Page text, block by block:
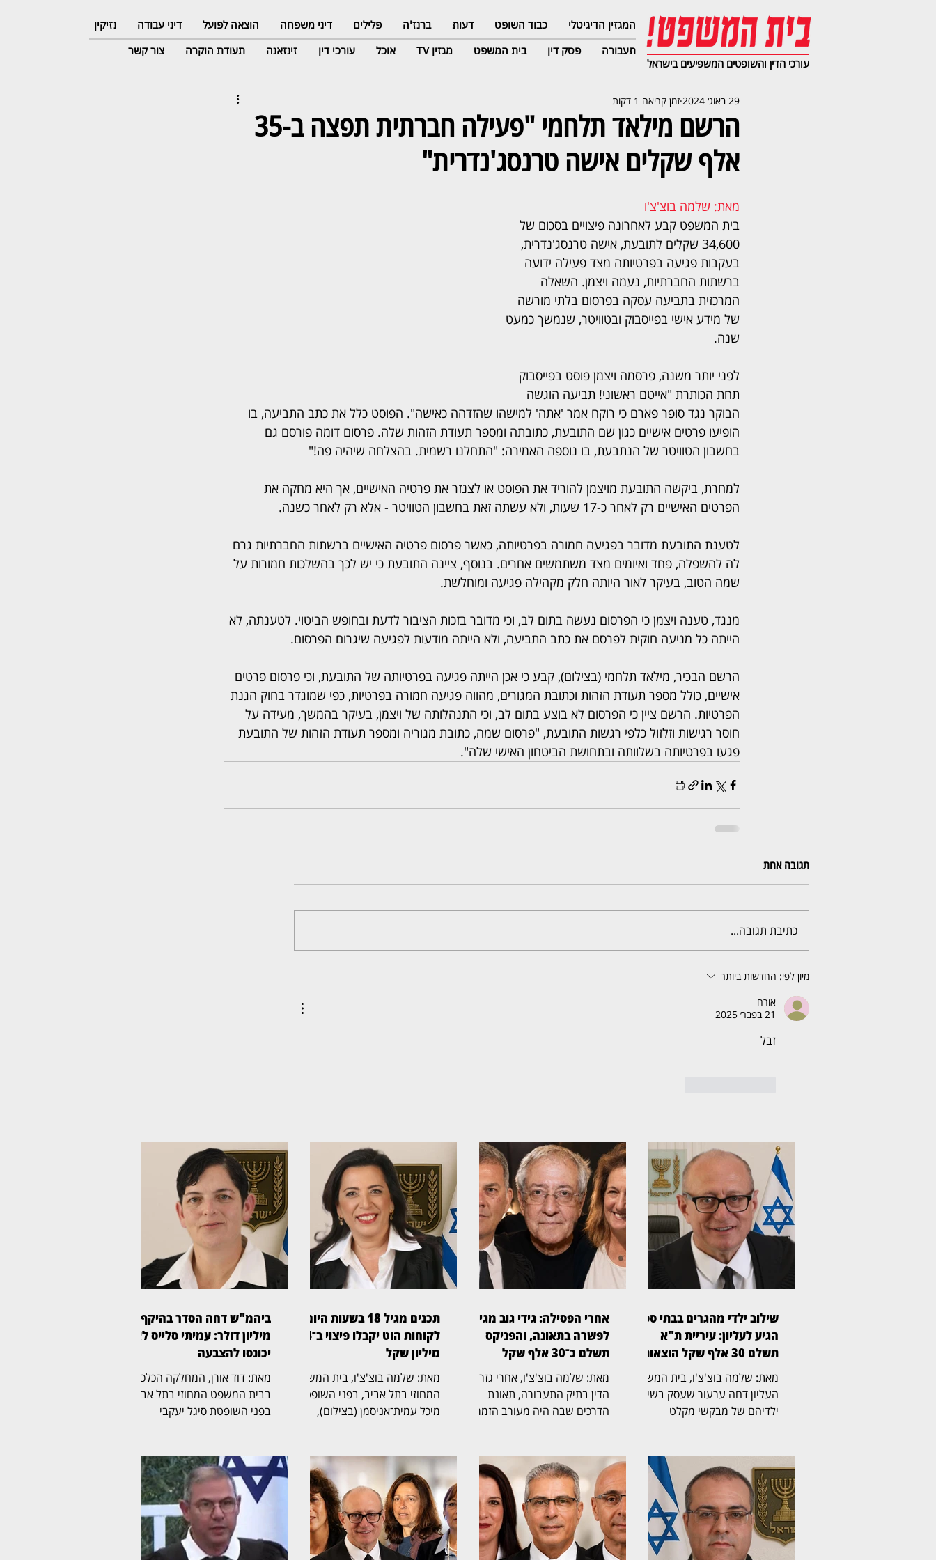
המגזין הדיגיטלי כבוד השופט דעות ברנז'ה פלילים דיני משפחה הוצאה לפועל דיני עבודה
נזיקין
תעבורה
פסק דין בית המשפט מגזין TV אוכל עורכי דין זינזאנה תעודת הוקרה צור קשר
עורכי הדין והשופטים המשפיעים בישראל
הרשם מילאד תלחמי "פעילה חברתית תפצה ב-35
אלף שקלים אישה טרנסג'נדרית"
29 באוג׳ 2024 זמן קריאה 1 דקות
מאת: שלמה בוצ'צ'ו
בית המשפט קבע לאחרונה פיצויים בסכום של
34,600 שקלים לתובעת, אישה טרנסג'נדרית,
בעקבות פגיעה בפרטיותה מצד פעילה ידועה
ברשתות החברתיות, נעמה ויצמן. השאלה
המרכזית בתביעה עסקה בפרסום בלתי מורשה
של מידע אישי בפייסבוק ובטוויטר, שנמשך כמעט
שנה.
לפני יותר משנה, פרסמה ויצמן פוסט בפייסבוק
תחת הכותרת "אייטם ראשוני! תביעה הוגשה
הבוקר נגד סופר פארם כי רוקח אמר 'אתה' למישהו שהזדהה כאישה". הפוסט כלל את כתב התביעה, בו
הופיעו פרטים אישיים כגון שם התובעת, כתובתה ומספר תעודת הזהות שלה. פרסום דומה פורסם גם
בחשבון הטוויטר של הנתבעת, בו נוספה האמירה: "התחלנו רשמית. בהצלחה שיהיה פה!"
למחרת, ביקשה התובעת מויצמן להוריד את הפוסט או לצנזר את פרטיה האישיים, אך היא מחקה את
הפרטים האישיים רק לאחר כ-17 שעות, ולא עשתה זאת בחשבון הטוויטר - אלא רק לאחר כשנה.
לטענת התובעת מדובר בפגיעה חמורה בפרטיותה, כאשר פרסום פרטיה האישיים ברשתות החברתיות גרם
לה להשפלה, פחד ואיומים מצד משתמשים אחרים. בנוסף, ציינה התובעת כי יש לכך בהשלכות חמורות על
שמה הטוב, בעיקר לאור היותה חלק מקהילה פגיעה ומוחלשת.
מנגד, טענה ויצמן כי הפרסום נעשה בתום לב, וכי מדובר בזכות הציבור לדעת ובחופש הביטוי. לטענתה, לא
הייתה כל מניעה חוקית לפרסם את כתב התביעה, ולא הייתה מודעות לפגיעה שיגרום הפרסום.
הרשם הבכיר, מילאד תלחמי (בצילום), קבע כי אכן הייתה פגיעה בפרטיותה של התובעת, וכי פרסום פרטים
אישיים, כולל מספר תעודת הזהות וכתובת המגורים, מהווה פגיעה חמורה בפרטיות, כפי שמוגדר בחוק הגנת
הפרטיות. הרשם ציין כי הפרסום לא בוצע בתום לב, וכי התנהלותה של ויצמן, בעיקר בהמשך, מעידה על
חוסר רגישות וזלזול כלפי רגשות התובעת, "פרסום שמה, כתובת מגוריה ומספר תעודת הזהות של התובעת
פגעו בפרטיותה בשלוותה ובתחושת הביטחון האישי שלה".
תגובה אחת
כתיבת תגובה...
מיון לפי: החדשות ביותר
אורח
21 בפבר׳ 2025
זבל
שילוב ילדי מהגרים בבתי ספר
הגיע לעליון: עיריית ת"א
תשלם 30 אלף שקל הוצאות
מאת: שלמה בוצ'צ'ו, בית המשפט
העליון דחה ערעור שעסק בשילוב
ילדיהם של מבקשי מקלט
קבע, במערכת החינוך היסודית
בתל אביב. את פסק הדין כתב
השופט אלכס שטיין (בצילום),
ואליו הצטרפו הנשיא יצחק עמית
והשופטת גילה כנפי־שטייניץ.
ההרכב קבע כי בנסיבות שנוצרו
אחרי הפסילה: גידי גוב מגיע
לפשרה בתאונה, והפניקס
תשלם כ־30 אלף שקל
מאת: שלמה בוצ'צ'ו, אחרי גזר
הדין בתיק התעבורה, תאונת
הדרכים שבה היה מעורב הזמר
לתביעות קטנות בתל אביב, בפני
הרשם הבכיר מיכאל שמפל
(בצילום), נתן תוקף של פסק דין
להסדר פשרה, שלפיו חברת
הביטוח הפניקס תשלם את מלוא
סכום התביעה, ולא סכום מופחת,
תכנים מגיל 18 בשעות היום:
לקוחות הוט יקבלו פיצוי ב־4
מיליון שקל
מאת: שלמה בוצ'צ'ו, בית המשפט
המחוזי בתל אביב, בפני השופטת
מיכל עמית־אניסמן (בצילום),
שנטען כי בשעות היום שודרו
בערוציה תכנים שאינם מיועדים
לילדים. במסגרת ההסדר, הוט
תעניק ללקוחות הטלוויזיה שלה
הטבות בשווי כולל של 4 מיליון
שקל. ההליך נפתח על ידי שני
מיליון דולר: עמיתי סלייס לא
יכונסו להצבעה
מאת: דוד אורן, המחלקה הכלכלית
בבית המשפט המחוזי בתל אביב,
בפני השופטת סיגל יעקבי
עמיתים בקרנות אשכול פינברט,
לצורך הצבעה על חלופות הסדר
להשבת כספי חוסכים. יעקבי
כתבה כי “לאחר שעיינתי בבקשה
באתי למסקנה כי אינה מצריכה
תשובה ודינה להידחות”. במרכז